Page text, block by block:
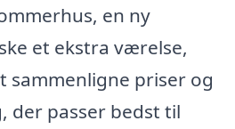
en ny
et ekstra værelse,
sammenligne priser og
der passer bedst til